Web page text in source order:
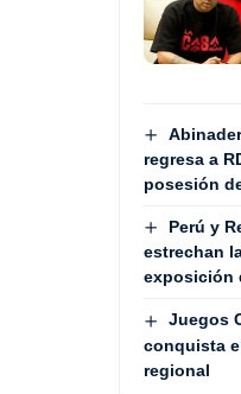
regresa a
posesión
Perú y
estrechan
exposición
Juegos
conquista
regional